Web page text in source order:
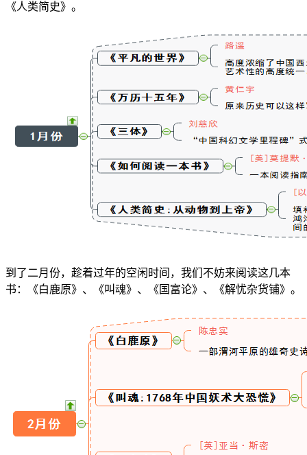
《人类简史》。
到了二月份，趁着过年的空闲时间，我们不妨来阅读这几本
书：《白鹿原》、《叫魂》、《国富论》、《解忧杂货铺》。